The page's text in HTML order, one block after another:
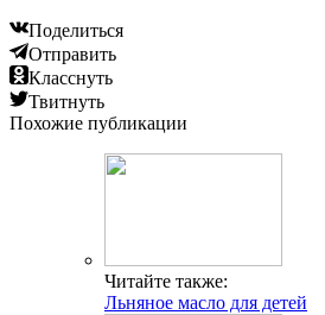
Поделиться
Отправить
Класснуть
Твитнуть
Похожие публикации
Читайте также:
Льняное масло для детей